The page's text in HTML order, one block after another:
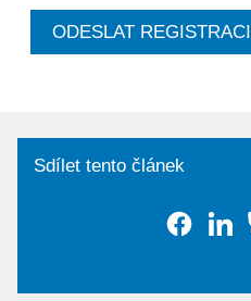
ODESLAT REGISTRACI
Sdílet tento článek